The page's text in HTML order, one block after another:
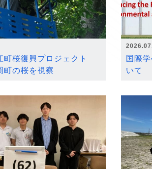
町桜復興プロジェクト
町の桜を視察
国際
いて